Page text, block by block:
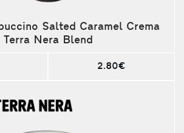
Salted Caramel Crema
Terra Nera Blend
2.80€